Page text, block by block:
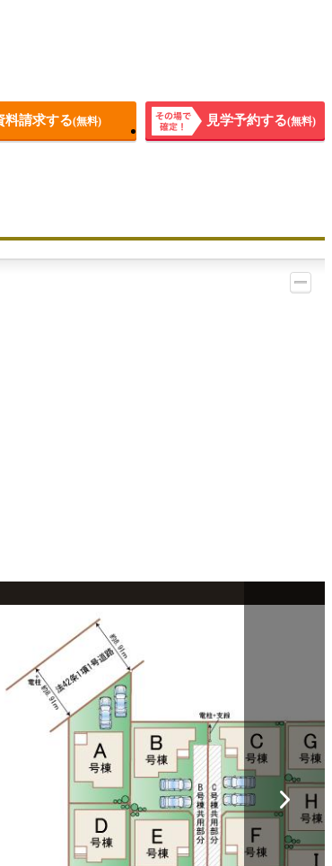
料請求する(無料)
その場
見学予約する(無料)